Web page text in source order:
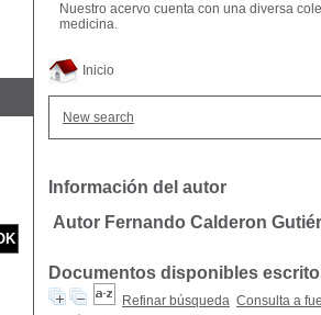
Inicio
New search
Información del autor
Autor Fernando Calderon
Documentos disponibles
Refinar búsqueda Consulta a
Nuestro acervo cuenta con una diversa
medicina.